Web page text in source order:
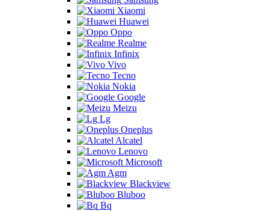
Xiaomi
Huawei
Oppo
Realme
Infinix
Vivo
Tecno
Nokia
Google
Meizu
Lg
Oneplus
Alcatel
Lenovo
Microsoft
Agm
Blackview
Bluboo
Bq